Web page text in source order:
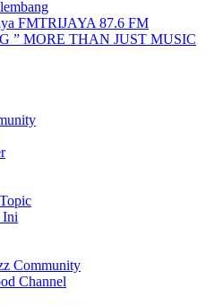
TRIJAYA 87.6 FM
” MORE THAN JUST MUSIC
Ini
Community
Channel